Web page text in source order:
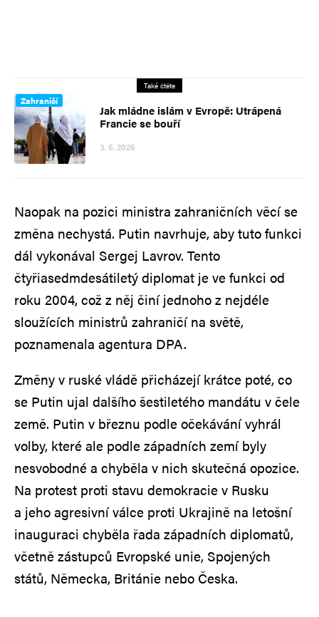
Také čtěte
Zahraničí
Jak mládne islám v Evropě: Utrápená
Francie se bouří
3. 6. 2026
Naopak na pozici ministra zahraničních věcí se
změna nechystá. Putin navrhuje, aby tuto funkci
dál vykonával Sergej Lavrov. Tento
čtyřiasedmdesátiletý diplomat je ve funkci od
roku 2004, což z něj činí jednoho z nejdéle
sloužících ministrů zahraničí na světě,
poznamenala agentura DPA.
Změny v ruské vládě přicházejí krátce poté, co
se Putin ujal dalšího šestiletého mandátu v čele
země. Putin v březnu podle očekávání vyhrál
volby, které ale podle západních zemí byly
nesvobodné a chyběla v nich skutečná opozice.
Na protest proti stavu demokracie v Rusku
a jeho agresivní válce proti Ukrajině na letošní
inauguraci chyběla řada západních diplomatů,
včetně zástupců Evropské unie, Spojených
států, Německa, Británie nebo Česka.